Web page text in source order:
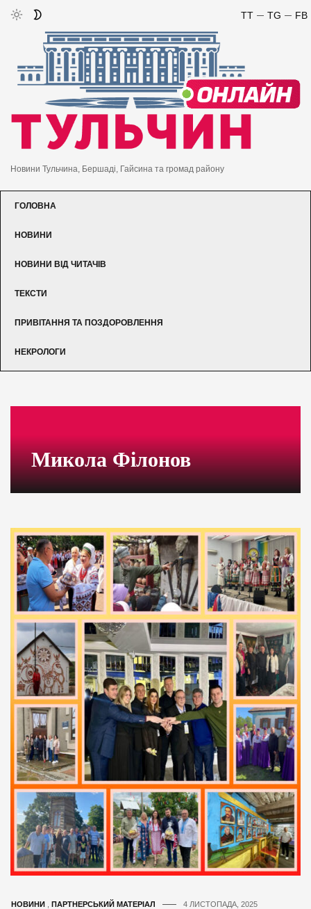
FB
TG
TT
Новини Тульчина, Бершаді, Гайсина та громад району
ГОЛОВНА
НОВИНИ
НОВИНИ ВІД ЧИТАЧІВ
ТЕКСТИ
ПРИВІТАННЯ ТА ПОЗДОРОВЛЕННЯ
НЕКРОЛОГИ
Микола Філонов
НОВИНИ ПАРТНЕРСЬКИЙ МАТЕРІАЛ 4 ЛИСТОПАДА, 2025